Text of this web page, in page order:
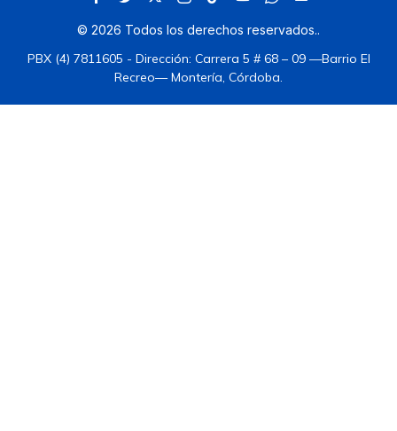
© 2026 Todos los derechos reservados..
PBX (4) 7811605 - Dirección: Carrera 5 # 68 – 09 —Barrio El
Recreo— Montería, Córdoba.